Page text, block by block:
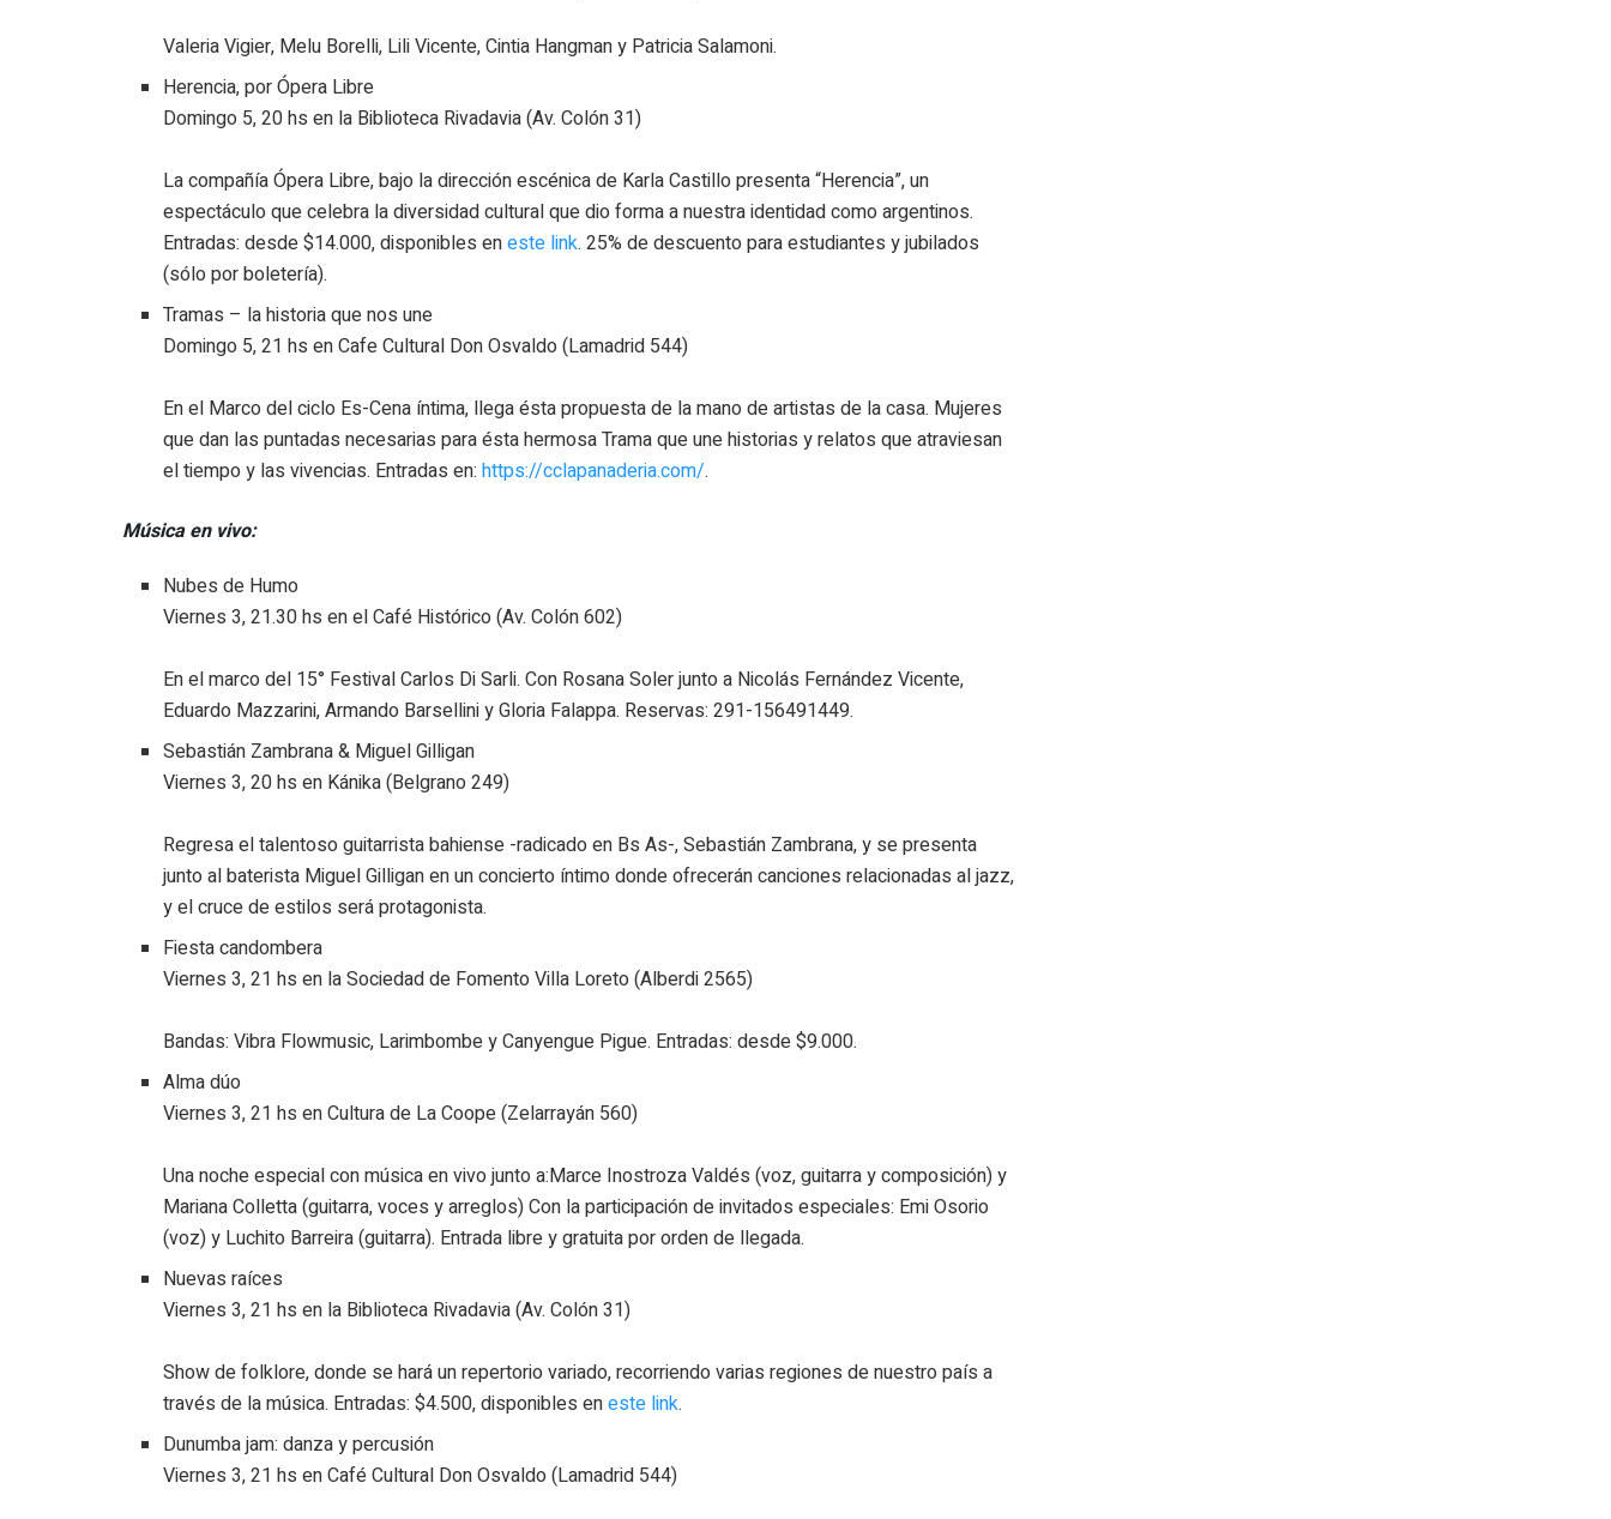
Valeria Vigier, Melu Borelli, Lili Vicente, Cintia Hangman y Patricia Salamoni.
Herencia, por Ópera Libre
Domingo 5, 20 hs en la Biblioteca Rivadavia (Av. Colón 31)
La compañía Ópera Libre, bajo la dirección escénica de Karla Castillo presenta “Herencia”, un
espectáculo que celebra la diversidad cultural que dio forma a nuestra identidad como argentinos.
Entradas: desde $14.000, disponibles eneste link. 25% de descuento para estudiantes y jubilados
(sólo por boletería).
Tramas – la historia que nos une
Domingo 5, 21 hs en Cafe Cultural Don Osvaldo (Lamadrid 544)
En el Marco del ciclo Es-Cena íntima, llega ésta propuesta de la mano de artistas de la casa. Mujeres
que dan las puntadas necesarias para ésta hermosa Trama que une historias y relatos que atraviesan
el tiempo y las vivencias. Entradas en:https://cclapanaderia.com/.
Música en vivo:
Nubes de Humo
Viernes 3, 21.30 hs en el Café Histórico (Av. Colón 602)
En el marco del 15° Festival Carlos Di Sarli. Con Rosana Soler junto a Nicolás Fernández Vicente,
Eduardo Mazzarini, Armando Barsellini y Gloria Falappa. Reservas: 291-156491449.
Sebastián Zambrana & Miguel Gilligan
Viernes 3, 20 hs en Kánika (Belgrano 249)
Regresa el talentoso guitarrista bahiense -radicado en Bs As-, Sebastián Zambrana, y se presenta
junto al baterista Miguel Gilligan en un concierto íntimo donde ofrecerán canciones relacionadas al jazz,
y el cruce de estilos será protagonista.
Fiesta candombera
Viernes 3, 21 hs en la Sociedad de Fomento Villa Loreto (Alberdi 2565)
Bandas: Vibra Flowmusic, Larimbombe y Canyengue Pigue. Entradas: desde $9.000.
Alma dúo
Viernes 3, 21 hs en Cultura de La Coope (Zelarrayán 560)
Una noche especial con música en vivo junto a:Marce Inostroza Valdés (voz, guitarra y composición) y
Mariana Colletta (guitarra, voces y arreglos) Con la participación de invitados especiales: Emi Osorio
(voz) y Luchito Barreira (guitarra). Entrada libre y gratuita por orden de llegada.
Nuevas raíces
Viernes 3, 21 hs en la Biblioteca Rivadavia (Av. Colón 31)
Show de folklore, donde se hará un repertorio variado, recorriendo varias regiones de nuestro país a
través de la música. Entradas: $4.500, disponibles eneste link.
Dunumba jam: danza y percusión
Viernes 3, 21 hs en Café Cultural Don Osvaldo (Lamadrid 544)